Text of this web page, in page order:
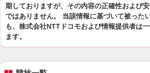
期しておりますが、その内容の正確性および
ではありません。 当該情報に基づいて被った
も、株式会社NTTドコモおよび情報提供者は
ます。